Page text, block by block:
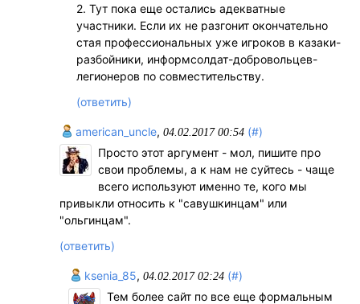
2. Тут пока еще остались адекватные
участники. Если их не разгонит окончательно
стая профессиональных уже игроков в казаки-
разбойники, информсолдат-добровольцев-
легионеров по совместительству.
(ответить)
american_uncle,04.02.2017 00:54 (#)
Просто этот аргумент - мол, пишите про
свои проблемы, а к нам не суйтесь - чаще
всего используют именно те, кого мы
привыкли относить к "савушкинцам" или
"ольгинцам".
(ответить)
ksenia_85, 04.02.2017 02:24 (#)
Тем более сайт по все еще формальным